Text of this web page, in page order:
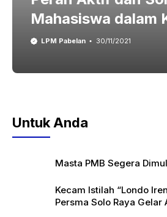
Mahasiswa dalam
LPM Pabelan 30/11/2021
Untuk Anda
Masta PMB Segera
Kecam Istilah “Londo
Persma Solo Raya Gelar